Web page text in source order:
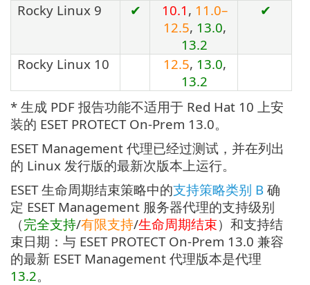
Rocky Linux 9
✔ 10.1 , 11.0–
12.5, 13.0,
13.2
✔
Rocky Linux 10 12.5, 13.0,
13.2
* 生成 PDF 报告功能不适用于 Red Hat 10 上安
装的 ESET PROTECT On-Prem 13.0。
ESET Management 代理已经过测试，并在列出
的 Linux 发行版的最新次版本上运行。
ESET 生命周期结束策略中的支持策略类别 B 确
定 ESET Management 服务器代理的支持级别
（完全支持/有限支持/生命周期结束）和支持结
束日期：与 ESET PROTECT On-Prem 13.0 兼容
的最新 ESET Management 代理版本是代理
13.2。